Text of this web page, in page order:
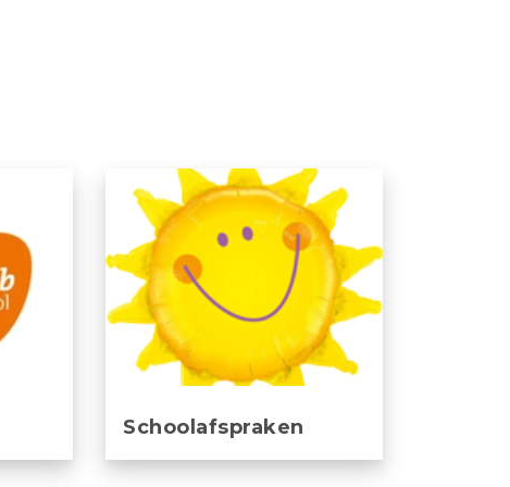
Schoolafspraken